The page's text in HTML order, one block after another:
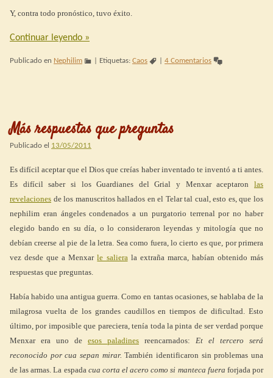
Y, contra todo pronóstico, tuvo éxito.
Continuar leyendo »
Publicado en Nephilim Etiquetas: Caos 4 Comentarios
Más respuestas que preguntas
Publicado el 13/05/2011
Es difícil aceptar que el Dios que creías haber inventado te inventó a ti antes.
Es difícil saber si los Guardianes del Grial y Menxar aceptaron las
revelaciones de los manuscritos hallados en el Telar tal cual, esto es, que los
nephilim eran ángeles condenados a un purgatorio terrenal por no haber
elegido bando en su día, o lo consideraron leyendas y mitología que no
debían creerse al pie de la letra. Sea como fuera, lo cierto es que, por primera
vez desde que a Menxarle salierala extraña marca, habían obtenido más
respuestas que preguntas.
Había habido una antigua guerra. Como en tantas ocasiones, se hablaba de la
milagrosa vuelta de los grandes caudillos en tiempos de dificultad. Esto
último, por imposible que pareciera, tenía toda la pinta de ser verdad porque
Menxar era uno de esos paladines reencarnados: Et el tercero será
reconocido por cua sepan mirar. También identificaron sin problemas una
de las armas. La espada cua corta el acero como si manteca fuera forjada por